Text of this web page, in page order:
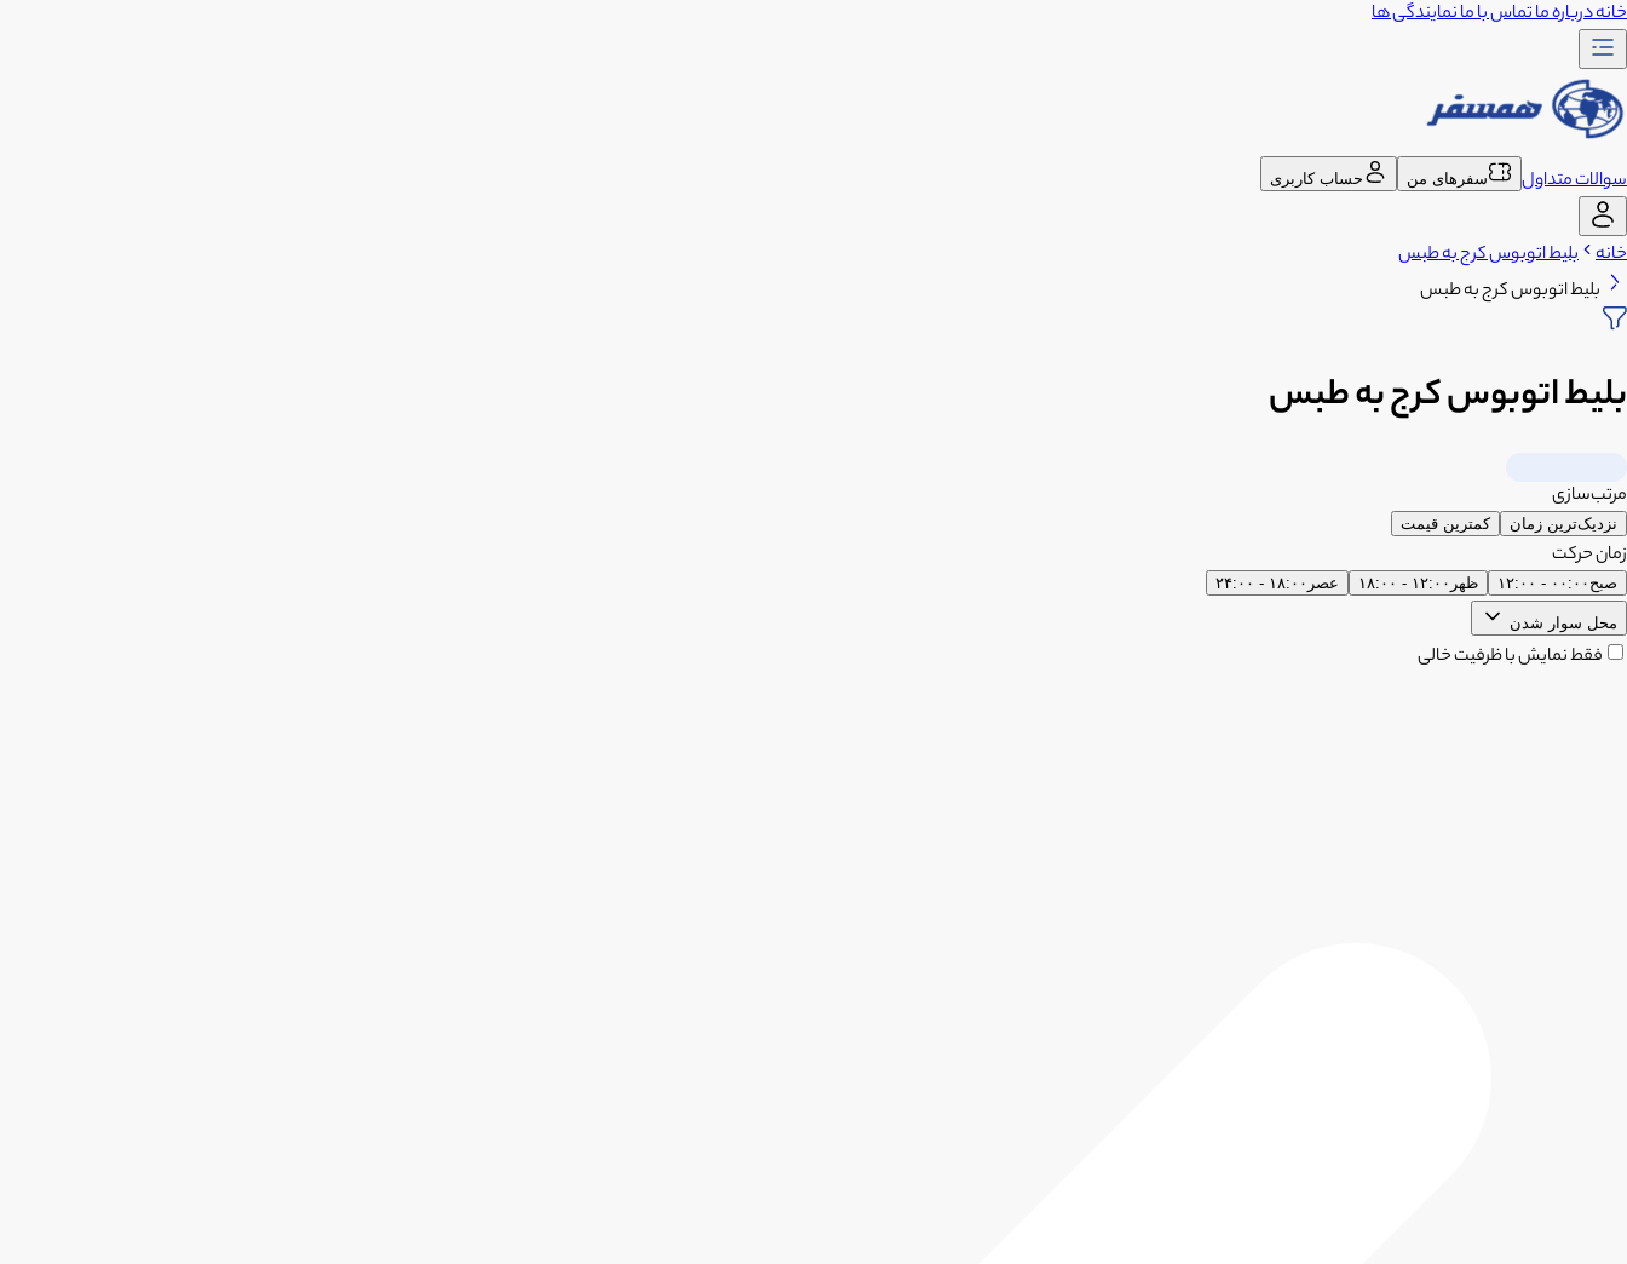
خانهدرباره ماتماس با مانمایندگی ها
سوالات متداول سفرهای من حساب کاربری
خانه بلیط اتوبوس کرج به طبس
بلیط اتوبوس کرج به طبس
بلیط اتوبوس کرج به طبس
مرتب‌سازی
نزدیک‌ترین زمان کمترین قیمت
زمان حرکت
صبح ۰۰:۰۰ - ۱۲:۰۰ ظهر ۱۲:۰۰ - ۱۸:۰۰ عصر ۱۸:۰۰ - ۲۴:۰۰
محل سوار شدن
فقط نمایش با ظرفیت خالی